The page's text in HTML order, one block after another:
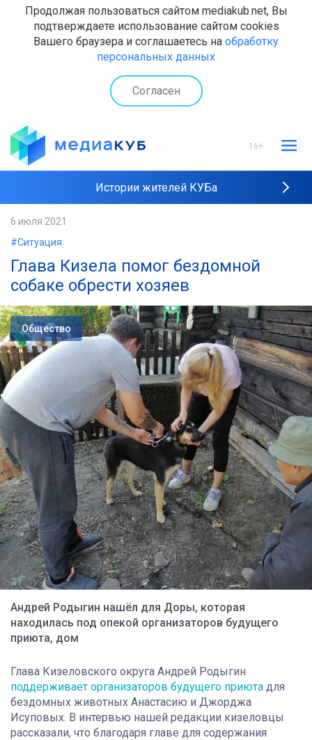
Продолжая пользоваться сайтом mediakub.net, Вы
подтверждаете использование сайтом cookies
Вашего браузера и соглашаетесь на обработку
персональных данных
Согласен
16+
Истории жителей КУБа
Наши интервью
6 июля 2021
#Ситуация
Глава Кизела помог бездомной
собаке обрести хозяев
Общество
Андрей Родыгин нашёл для Доры, которая
находилась под опекой организаторов будущего
приюта, дом
Глава Кизеловского округа Андрей Родыгин
поддерживает организаторов будущего приюта для
бездомных животных Анастасию и Джорджа
Исуповых. В интервью нашей редакции кизеловцы
рассказали, что благодаря главе для содержания